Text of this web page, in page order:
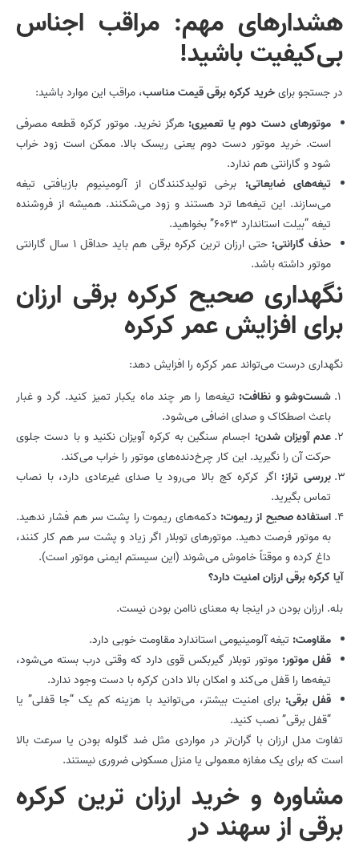
هشدارهای مهم: مراقب اجناس
بی‌کیفیت باشید!
در جستجو برایخرید کرکره برقی قیمت مناسب، مراقب این موارد باشید:
موتورهای دست دوم یا تعمیری: هرگز نخرید. موتور کرکره قطعه مصرفی
است. خرید موتور دست دوم یعنی ریسک بالا. ممکن است زود خراب
شود و گارانتی هم ندارد.
تیغه‌های ضایعاتی: برخی تولیدکنندگان از آلومینیوم بازیافتی تیغه
می‌سازند. این تیغه‌ها ترد هستند و زود می‌شکنند. همیشه از فروشنده
تیغه “بیلت استاندارد 6063” بخواهید.
حذف گارانتی:
حتی ارزان ترین کرکره برقی هم باید حداقل 1 سال گارانتی
موتور داشته باشد.
نگهداری صحیح کرکره برقی ارزان
برای افزایش عمر کرکره
نگهداری درست می‌تواند عمر کرکره را افزایش دهد:
شست‌وشو و نظافت: تیغه‌ها را هر چند ماه یکبار تمیز کنید. گرد و غبار
باعث اصطکاک و صدای اضافی می‌شود.
عدم آویزان شدن: اجسام سنگین به کرکره آویزان نکنید و با دست جلوی
حرکت آن را نگیرید. این کار چرخ‌دنده‌های موتور را خراب می‌کند.
بررسی تراز: اگر کرکره کج بالا می‌رود یا صدای غیرعادی دارد، با نصاب
تماس بگیرید.
استفاده صحیح از ریموت: دکمه‌های ریموت را پشت سر هم فشار ندهید.
به موتور فرصت دهید. موتورهای توبلار اگر زیاد و پشت سر هم کار کنند،
داغ کرده و موقتاً خاموش می‌شوند (این سیستم ایمنی موتور است).
آیا کرکره برقی ارزان امنیت دارد؟
بله. ارزان بودن در اینجا به معنای ناامن بودن نیست.
مقاومت: تیغه آلومینیومی استاندارد مقاومت خوبی دارد.
قفل موتور: موتور توبلار گیربکس قوی دارد که وقتی درب بسته می‌شود،
تیغه‌ها را قفل می‌کند و امکان بالا دادن کرکره با دست وجود ندارد.
قفل برقی: برای امنیت بیشتر، می‌توانید با هزینه کم یک “جا قفلی” یا
“قفل برقی” نصب کنید.
تفاوت مدل ارزان با گران‌تر در مواردی مثل ضد گلوله بودن یا سرعت بالا
است که برای یک مغازه معمولی یا منزل مسکونی ضروری نیستند.
مشاوره و خرید ارزان ترین کرکره
برقی از سهند در